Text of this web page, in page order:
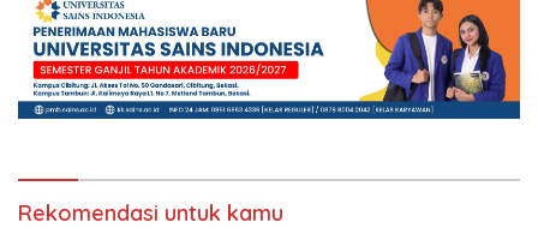
Rekomendasi untuk kamu